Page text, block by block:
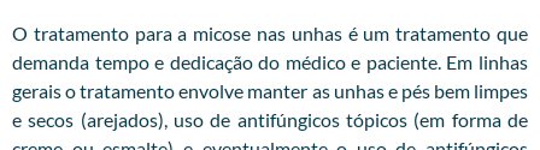
O tratamento para a micose nas unhas é um tratamento que
demanda tempo e dedicação do médico e paciente. Em linhas
gerais o tratamento envolve manter as unhas e pés bem limpes
e secos (arejados), uso de antifúngicos tópicos (em forma de